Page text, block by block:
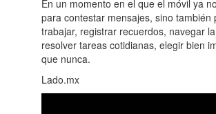
En un momento en el que el móvil ya
para contestar mensajes, sino también
trabajar, registrar recuerdos, navegar
resolver tareas cotidianas, elegir bien
que nunca.
Lado.mx